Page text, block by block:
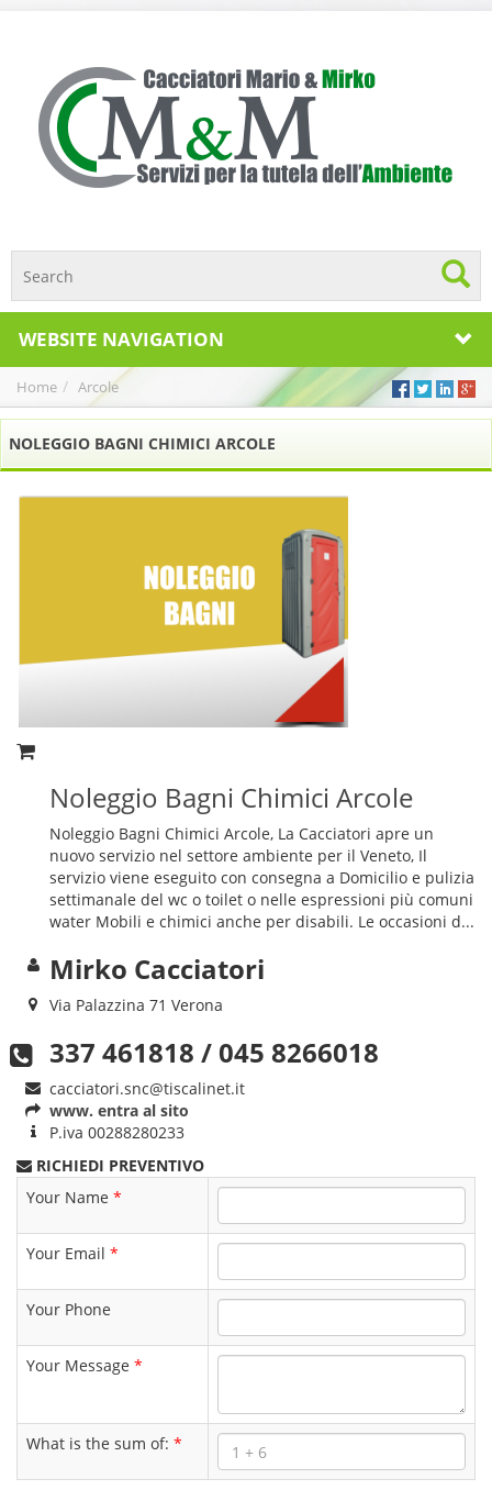
WEBSITE NAVIGATION
Home Arcole
NOLEGGIO BAGNI CHIMICI ARCOLE
Noleggio Bagni Chimici Arcole
Noleggio Bagni Chimici Arcole, La Cacciatori apre un
nuovo servizio nel settore ambiente per il Veneto, Il
servizio viene eseguito con consegna a Domicilio e pulizia
settimanale del wc o toilet o nelle espressioni più comuni
water Mobili e chimici anche per disabili. Le occasioni d...
Mirko Cacciatori
Via Palazzina 71 Verona
337 461818 / 045 8266018
cacciatori.snc@tiscalinet.it
www. entra al sito
P.iva 00288280233
RICHIEDI PREVENTIVO
Your Name *
Your Email *
Your Phone
Your Message *
What is the sum of: *